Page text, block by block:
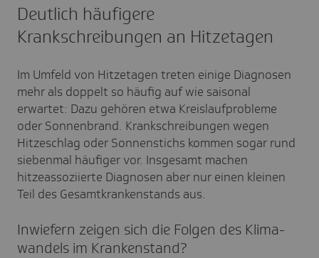
Deutlich häufigere
Krankschreibungen an Hitzetagen
Im Umfeld von Hitzetagen treten einige Diagnosen
mehr als doppelt so häufig auf wie saisonal
erwartet: Dazu gehören etwa Kreislaufprobleme
oder Sonnenbrand. Krankschreibungen wegen
Hitzeschlag oder Sonnenstichs kommen sogar rund
siebenmal häufiger vor. Insgesamt machen
hitzeassoziierte Diagnosen aber nur einen kleinen
Teil des Gesamtkrankenstands aus.
Inwie­fern zeigen sich die Folgen des Klima­
wan­dels im Kran­ken­stand?